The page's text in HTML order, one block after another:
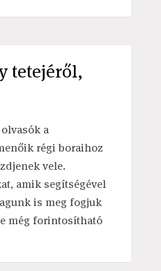
tetejéről,
a
régi boraihoz
vele.
amik segítségével
is meg fogjuk
még forintosítható